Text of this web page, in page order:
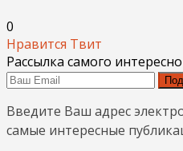
0
Нравится Твит
Рассылка самого
Введите Ваш адрес
самые интересные